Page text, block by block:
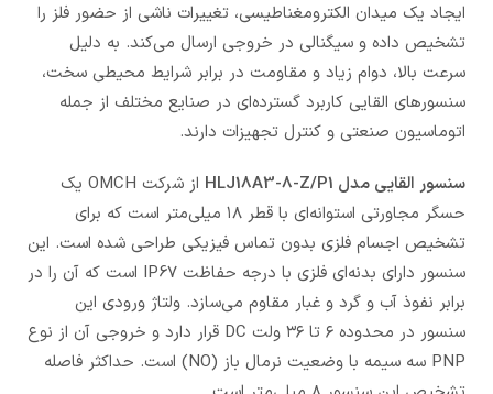
ایجاد یک میدان الکترومغناطیسی، تغییرات ناشی از حضور فلز را
تشخیص داده و سیگنالی در خروجی ارسال می‌کند. به دلیل
سرعت بالا، دوام زیاد و مقاومت در برابر شرایط محیطی سخت،
سنسورهای القایی کاربرد گسترده‌ای در صنایع مختلف از جمله
اتوماسیون صنعتی و کنترل تجهیزات دارند.
سنسور القایی مدل HLJ18A3-8-Z/P1
از شرکت OMCH یک
حسگر مجاورتی استوانه‌ای با قطر ۱۸ میلی‌متر است که برای
تشخیص اجسام فلزی بدون تماس فیزیکی طراحی شده است. این
سنسور دارای بدنه‌ای فلزی با درجه حفاظت IP67 است که آن را در
برابر نفوذ آب و گرد و غبار مقاوم می‌سازد. ولتاژ ورودی این
سنسور در محدوده ۶ تا ۳۶ ولت DC قرار دارد و خروجی آن از نوع
PNP سه سیمه با وضعیت نرمال باز (NO) است. حداکثر فاصله